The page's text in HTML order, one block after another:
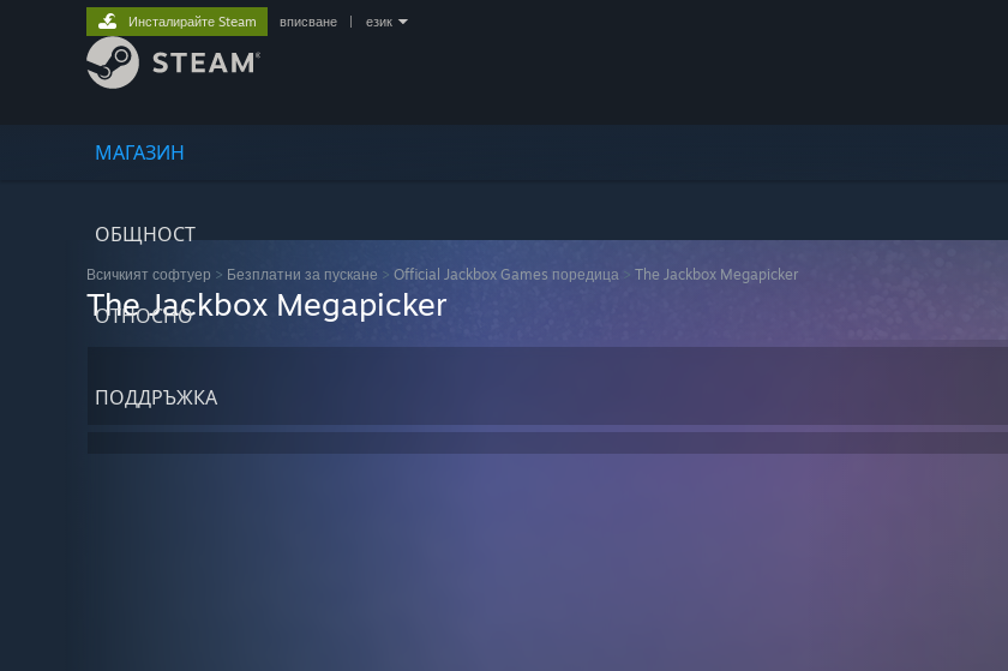
МАГАЗИН
ОБЩНОСТ
ОТНОСНО
ПОДДРЪЖКА
Инсталирайте Steam вписване език
Всичкият софтуер > Безплатни за пускане > Official Jackbox Games поредица > The Jackbox Megapicker
The Jackbox Megapicker